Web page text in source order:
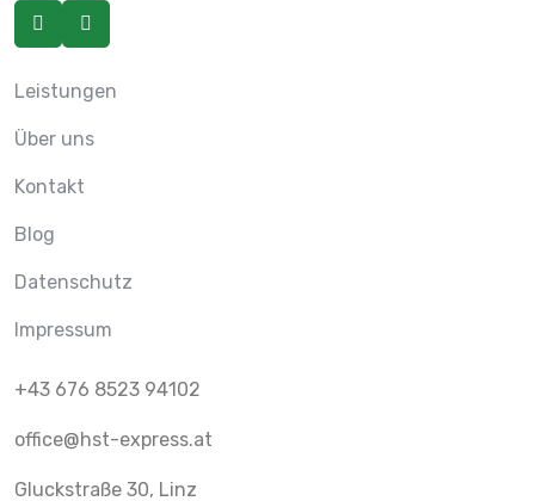
Leistungen
Über uns
Kontakt
Blog
Datenschutz
Impressum
+43 676 8523 94102
office@hst-express.at
Gluckstraße 30, Linz